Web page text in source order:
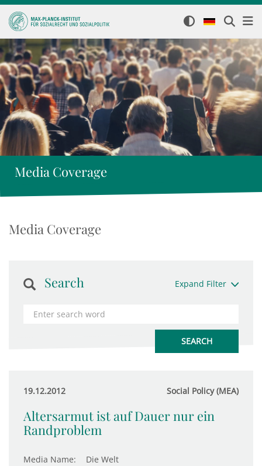
Media Coverage
Media Coverage
Search Expand Filter
19.12.2012 Social Policy (MEA)
Altersarmut ist auf Dauer nur ein
Randproblem
Media Name:
Die Welt